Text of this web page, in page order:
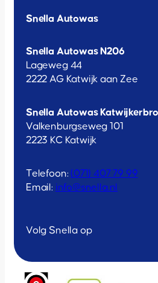
Snella Autowas
Snella Autowas N206
Lageweg 44
2222 AG Katwijk aan Zee
Snella Autowas
Valkenburgseweg 101
2223 KC Katwijk
Telefoon:(071) 407 79 99
Email: info@snella.nl
Volg Snella op